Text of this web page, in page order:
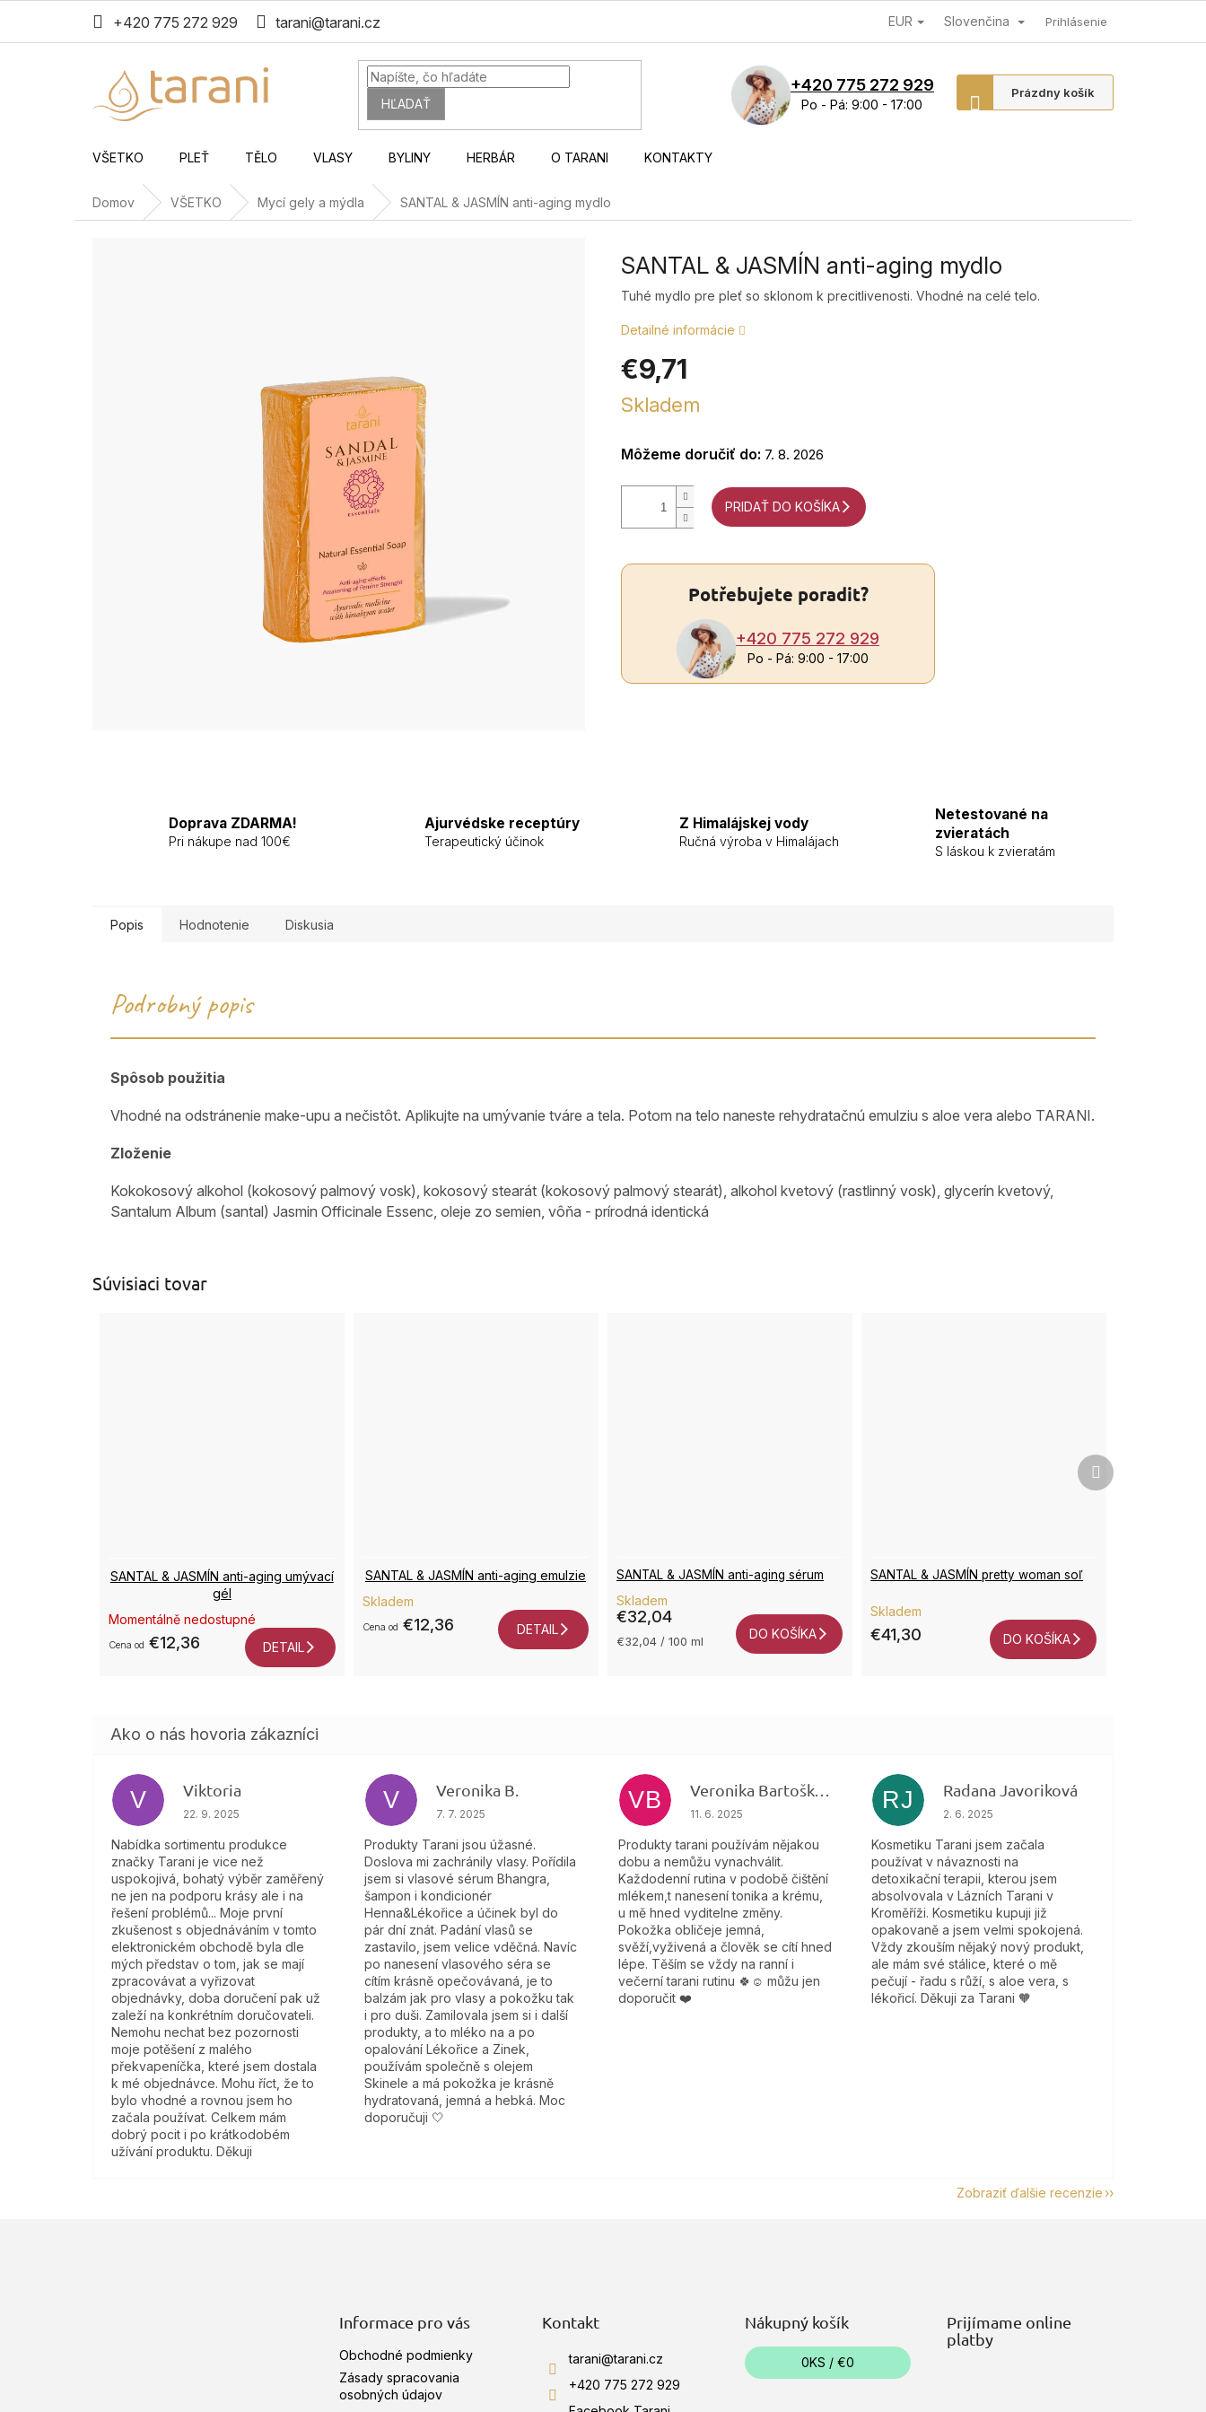
obsah
+420 775 272 929 tarani@tarani.cz EUR Slovenčina Prihlásenie
HĽADAŤ
+420 775 272 929
Po - Pá: 9:00 - 17:00
Nákupný
košík
Prázdny košík
VŠETKO PLEŤ TĚLO VLASY BYLINY HERBÁR O TARANI KONTAKTY
Domov VŠETKO Mycí gely a mýdla SANTAL & JASMÍN anti-aging mydlo
SANTAL & JASMÍN anti-aging mydlo
Tuhé mydlo pre pleť so sklonom k precitlivenosti. Vhodné na celé telo.
Detailné informácie
€9,71
Jednotková
cena:
Skladem
Môžeme doručiť do: 7. 8. 2026
PRIDAŤ DO KOŠÍKA
Potřebujete poradit?
+420 775 272 929
Po - Pá: 9:00 - 17:00
Doprava ZDARMA!
Pri nákupe nad 100€
Ajurvédske receptúry
Terapeutický účinok
Z Himalájskej vody
Ručná výroba v Himalájach
Netestované na
zvieratách
S láskou k zvieratám
Popis Hodnotenie Diskusia
Podrobný popis
Spôsob použitia
Vhodné na odstránenie make-upu a nečistôt. Aplikujte na umývanie tváre a tela. Potom na telo naneste rehydratačnú emulziu s aloe vera alebo TARANI.
Zloženie
Kokokosový alkohol (kokosový palmový vosk), kokosový stearát (kokosový palmový stearát), alkohol kvetový (rastlinný vosk), glycerín kvetový,
Santalum Album (santal) Jasmin Officinale Essenc, oleje zo semien, vôňa - prírodná identická
Súvisiaci tovar
SANTAL & JASMÍN anti-aging umývací
gél
Momentálně nedostupné
od €12,36 DETAIL
SANTAL & JASMÍN anti-aging emulzie
Skladem
od €12,36 DETAIL
SANTAL & JASMÍN anti-aging sérum
Skladem
€32,04
Jednotková
€32,04 / 100 ml
DO KOŠÍKA
SANTAL & JASMÍN pretty woman soľ
hodnotenie
produktu
Skladem
€41,30 DO KOŠÍKA
Ďalší
produkt
V Viktoria
Hodnotenie obchodu je 4 z 5 hviezdičiek.
22. 9. 2025
Nabídka sortimentu produkce
značky Tarani je vice než
uspokojivá, bohatý výběr zaměřený
ne jen na podporu krásy ale i na
řešení problémů... Moje první
zkušenost s objednáváním v tomto
elektronickém obchodě byla dle
mých představ o tom, jak se mají
zpracovávat a vyřizovat
objednávky, doba doručení pak už
zaleží na konkrétním doručovateli.
Nemohu nechat bez pozornosti
moje potěšení z malého
překvapeníčka, které jsem dostala
k mé objednávce. Mohu říct, že to
bylo vhodné a rovnou jsem ho
začala používat. Celkem mám
dobrý pocit i po krátkodobém
užívání produktu. Děkuji
V Veronika B.
Hodnotenie obchodu je 5 z 5 hviezdičiek.
7. 7. 2025
Produkty Tarani jsou úžasné.
Doslova mi zachránily vlasy. Pořídila
jsem si vlasové sérum Bhangra,
šampon i kondicionér
Henna&Lékořice a účinek byl do
pár dní znát. Padání vlasů se
zastavilo, jsem velice vděčná. Navíc
po nanesení vlasového séra se
cítím krásně opečovávaná, je to
balzám jak pro vlasy a pokožku tak
i pro duši. Zamilovala jsem si i další
produkty, a to mléko na a po
opalování Lékořice a Zinek,
používám společně s olejem
Skinele a má pokožka je krásně
hydratovaná, jemná a hebká. Moc
doporučuji 🤍
VB Veronika Bartošková
Hodnotenie obchodu je 5 z 5 hviezdičiek.
11. 6. 2025
Produkty tarani používám nějakou
dobu a nemůžu vynachválit.
Každodenní rutina v podobě čištění
mlékem,t nanesení tonika a krému,
u mě hned vyditelne změny.
Pokožka obličeje jemná,
svěží,vyživená a člověk se cítí hned
lépe. Těším se vždy na ranní i
večerní tarani rutinu 🍀☺️ můžu jen
doporučit ❤️
RJ Radana Javoriková
Hodnotenie obchodu je 5 z 5 hviezdičiek.
2. 6. 2025
Kosmetiku Tarani jsem začala
používat v návaznosti na
detoxikační terapii, kterou jsem
absolvovala v Lázních Tarani v
Kroměříži. Kosmetiku kupuji již
opakovaně a jsem velmi spokojená.
Vždy zkouším nějaký nový produkt,
ale mám své stálice, které o mě
pečují - řadu s růží, s aloe vera, s
lékořicí. Děkuji za Tarani 🧡
Zobraziť ďalšie recenzie
Informace pro vás
Obchodné podmienky
Zásady spracovania
osobných údajov
Kontakt
tarani@tarani.cz
+420 775 272 929
Nákupný košík
0KS / €0
Prijímame online
platby